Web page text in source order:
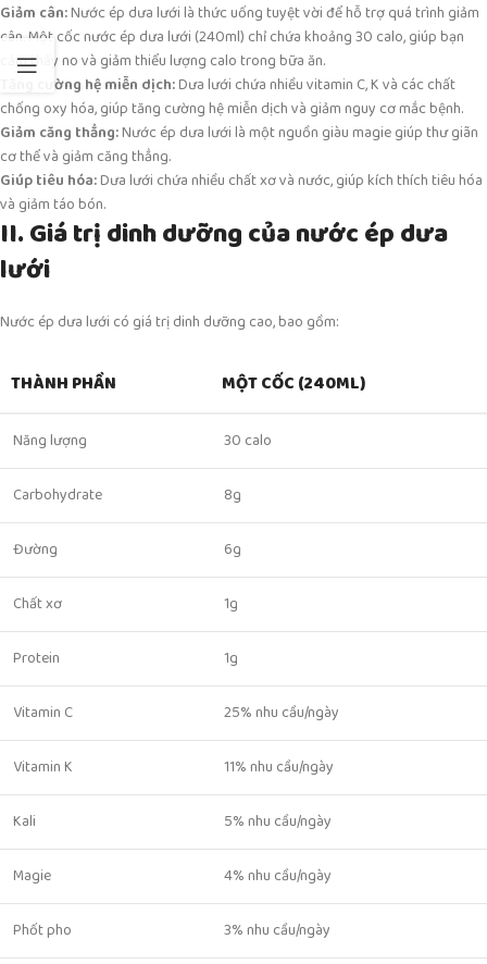
Giảm cân:Nước ép dưa lưới là thức uống tuyệt vời để hỗ trợ quá trình giảm
cân. Một cốc nước ép dưa lưới (240ml) chỉ chứa khoảng 30 calo, giúp bạn
cảm thấy no và giảm thiểu lượng calo trong bữa ăn.
Tăng cường hệ miễn dịch:Dưa lưới chứa nhiều vitamin C, K và các chất
chống oxy hóa, giúp tăng cường hệ miễn dịch và giảm nguy cơ mắc bệnh.
Giảm căng thẳng:Nước ép dưa lưới là một nguồn giàu magie giúp thư giãn
cơ thể và giảm căng thẳng.
Giúp tiêu hóa:Dưa lưới chứa nhiều chất xơ và nước, giúp kích thích tiêu hóa
và giảm táo bón.
II. Giá trị dinh dưỡng của nước ép dưa
lưới
Nước ép dưa lưới có giá trị dinh dưỡng cao, bao gồm:
THÀNH PHẦN MỘT CỐC (240ML)
Năng lượng 30 calo
Carbohydrate 8g
Đường 6g
Chất xơ 1g
Protein 1g
Vitamin C 25% nhu cầu/ngày
Vitamin K 11% nhu cầu/ngày
Kali 5% nhu cầu/ngày
Magie 4% nhu cầu/ngày
Phốt pho 3% nhu cầu/ngày